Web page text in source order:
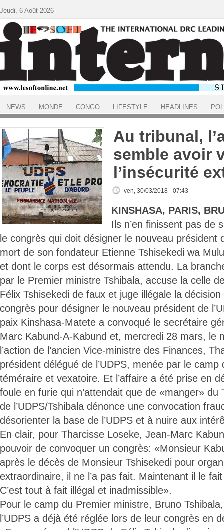
ACCUEIL
Au tribunal,
semble avoir
l’insécurité
ven, 30/03/2018 - 07:43
KINSHASA, PARIS,
Ils n’en finissent pas de
le congrès qui doit désigner le nouveau président
mort de son fondateur Etienne Tshisekedi wa
et dont le corps est désormais attendu. La
par le Premier ministre Tshibala, accuse la celle
Félix Tshisekedi de faux et juge illégale la
congrès pour désigner le nouveau président de
paix Kinshasa-Matete a convoqué le secrétaire
Marc Kabund-A-Kabund et, mercredi 28 mars, le
l’action de l’ancien Vice-ministre des Finances,
président délégué de l’UDPS, menée par le camp
téméraire et vexatoire. Et l’affaire a été prise en
foule en furie qui n’attendait que de «manger» du
de l’UDPS/Tshibala dénonce une convocation
désorienter la base de l’UDPS et à nuire aux
En clair, pour Tharcisse Loseke, Jean-Marc
pouvoir de convoquer un congrès: «Monsieur
après le décès de Monsieur Tshisekedi pour
extraordinaire, il ne l’a pas fait. Maintenant il le
C’est tout à fait illégal et inadmissible».
Pour le camp du Premier ministre, Bruno
l’UDPS a déjà été réglée lors de leur congrès en
Jeudi, 6 Août 2026
NEWS MONDE CONGO LIFESTYLE HEADLINES